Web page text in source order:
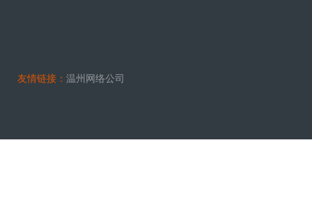
友情链接： 温州网络公司